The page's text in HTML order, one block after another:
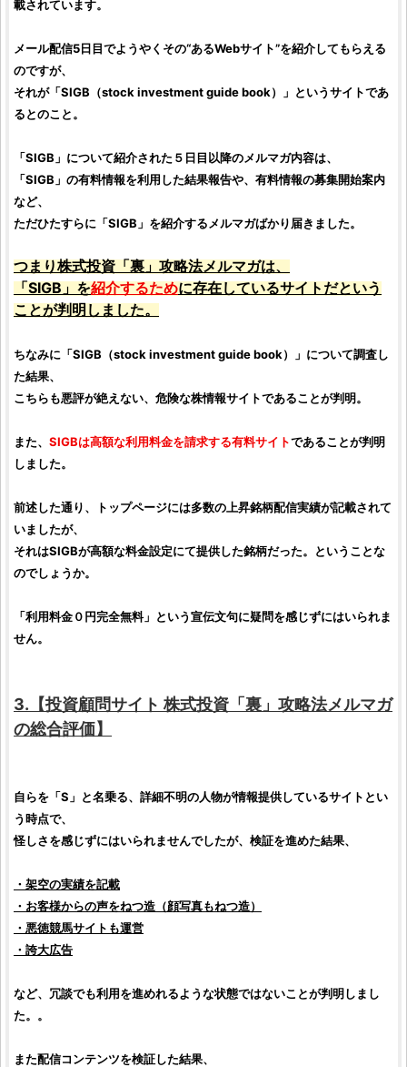
載されています。
メール配信5日目でようやくその“あるWebサイト”を紹介してもらえる
のですが、
それが「SIGB（stock investment guide book）
」というサイトであ
るとのこと。
「SIGB 」について紹介された５日目以降のメルマガ内容は、
「SIGB 」の有料情報を利用した結果報告や、有料情報の募集開始案内
など、
ただひたすらに「SIGB 」を紹介するメルマガばかり届きました。
つまり株式投資「裏」攻略法メルマガは、
「SIGB 」を紹介するために存在しているサイトだという
ことが判明しました。
ちなみに「SIGB（stock investment guide book）
」について調査し
た結果、
こちらも悪評が絶えない、危険な株情報サイトであることが判明。
また、 SIGBは高額な利用料金を請求する有料サイトであることが判明
しました。
前述した通り、トップページには多数の 上昇銘柄配信実績が記載されて
いましたが、
それはSIGBが高額な料金設定にて提供した銘柄だった。ということな
のでしょうか。
「利用料金０円完全無料」という宣伝文句に疑問を感じずにはいられま
せん。
3.【投資顧問サイト 株式投資「裏」攻略法メルマガ
の総合評価】
自らを「S」と名乗る、詳細不明の人物が情報提供しているサイトとい
う時点で、
怪しさを感じずにはいられませんでしたが、 検証を進めた結果、
・架空の実績を記載
・お客様からの声をねつ造（顔写真もねつ造）
・悪徳競馬サイトも運営
・誇大広告
など、冗談でも利用を進めれるような状態ではないことが判明しまし
た。。
また配信コンテンツを検証した結果、